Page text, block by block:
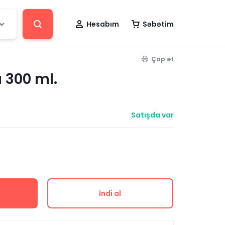
Hesabım Səbətim
Çap et
300 ml.
Satışda var
İndi al